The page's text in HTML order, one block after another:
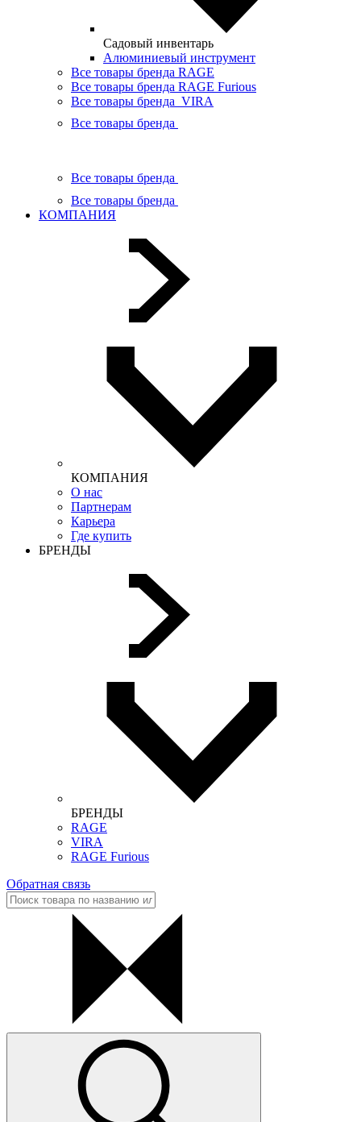
Садовый инвентарь
Алюминиевый инструмент
Все товары бренда RAGE
Все товары бренда RAGE Furious
Все товары бренда VIRA
Все товары бренда
Все товары бренда
Все товары бренда
КОМПАНИЯ
КОМПАНИЯ
О нас
Партнерам
Карьера
Где купить
БРЕНДЫ
БРЕНДЫ
RAGE
VIRA
RAGE Furious
Обратная связь